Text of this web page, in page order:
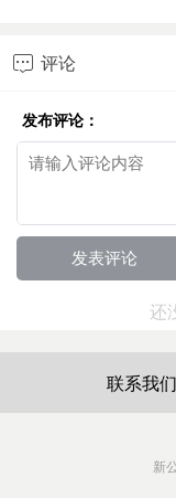
 评论
发布评论：
还
联系我们
新